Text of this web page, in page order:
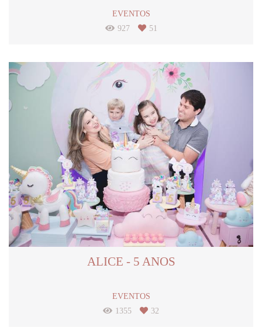
EVENTOS
927
51
ALICE - 5 ANOS
EVENTOS
1355
32